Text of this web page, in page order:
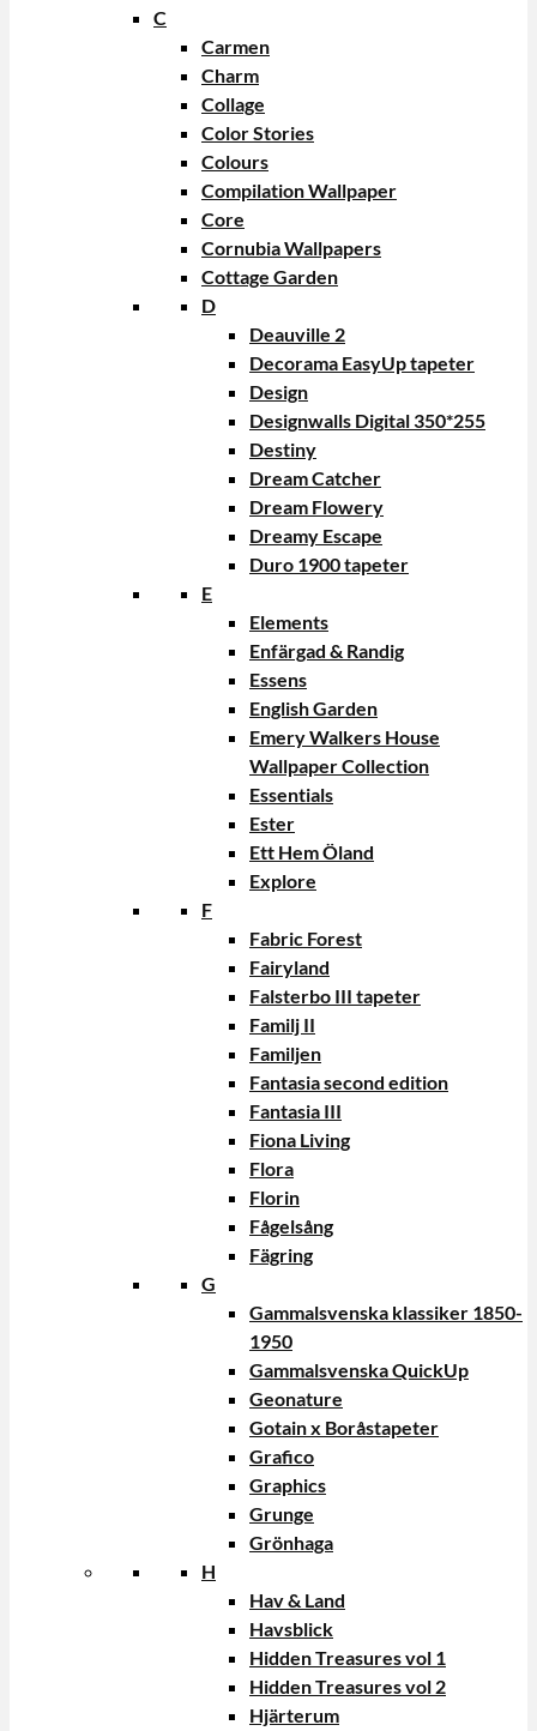
C
Carmen
Charm
Collage
Color Stories
Colours
Compilation Wallpaper
Core
Cornubia Wallpapers
Cottage Garden
D
Deauville 2
Decorama EasyUp tapeter
Design
Designwalls Digital 350*255
Destiny
Dream Catcher
Dream Flowery
Dreamy Escape
Duro 1900 tapeter
E
Elements
Enfärgad & Randig
Essens
English Garden
Emery Walkers House
Wallpaper Collection
Essentials
Ester
Ett Hem Öland
Explore
F
Fabric Forest
Fairyland
Falsterbo III tapeter
Familj II
Familjen
Fantasia second edition
Fantasia III
Fiona Living
Flora
Florin
Fågelsång
Fägring
G
Gammalsvenska klassiker 1850-
1950
Gammalsvenska QuickUp
Geonature
Gotain x Boråstapeter
Grafico
Graphics
Grunge
Grönhaga
H
Hav & Land
Havsblick
Hidden Treasures vol 1
Hidden Treasures vol 2
Hjärterum